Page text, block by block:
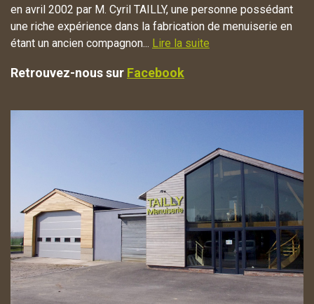
en avril 2002 par M. Cyril TAILLY, une personne possédant
une riche expérience dans la fabrication de menuiserie en
étant un ancien compagnon... Lire la suite
Retrouvez-nous sur Facebook